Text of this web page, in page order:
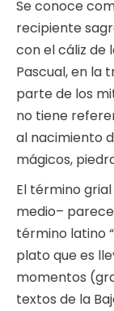
Se conoce
recipiente
con el cáliz de
Pascual, en la
parte de los
no tiene
al nacimiento
mágicos,
El término
medio–
término latino
plato que es
momentos
textos de la